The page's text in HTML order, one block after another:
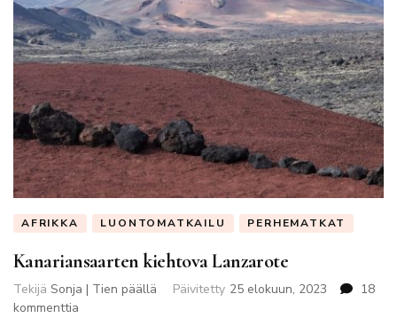
AFRIKKA LUONTOMATKAILU PERHEMATKAT
Kanariansaarten kiehtova Lanzarote
Tekijä Sonja | Tien päällä Päivitetty 25 elokuun, 2023
18
kommenttia